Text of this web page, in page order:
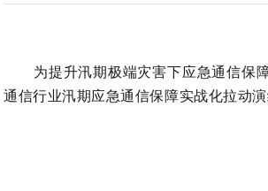
为提升汛期极端灾害下应急通信保
通信行业汛期应急通信保障实战化拉动演